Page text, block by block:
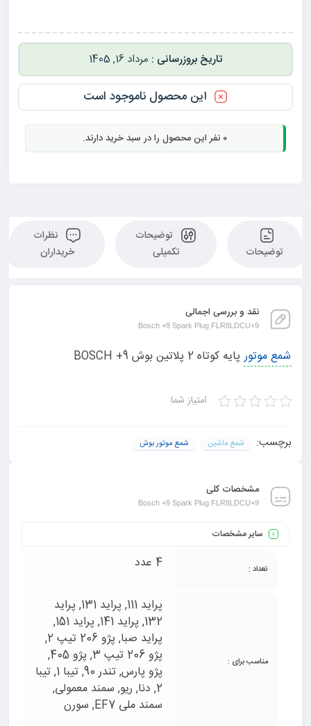
مرداد 16, 1405
این محصول ناموجود است
0 نفر این محصول را در سبد خرید دارند.
توضیحات
توضیحات
تکمیلی
نظرات
خریداران
نقد و بررسی اجمالی
Bosch +9 Spark Plug FLR8LDCU+9
شمع موتور پایه کوتاه 2 پلاتین بوش BOSCH +9
امتیاز شما
برچسب: شمع ماشین شمع موتور بوش
مشخصات کلی
Bosch +9 Spark Plug FLR8LDCU+9
سایر مشخصات
تعداد : 4 عدد
مناسب برای :
پراید 111, پراید 131, پراید
132, پراید 141, پراید 151,
پراید صبا, پژو 206 تیپ 2,
پژو 206 تیپ 3, پژو 405,
پژو پارس, تندر 90, تیبا 1, تیبا
2, دنا, ریو, سمند معمولی,
سمند ملی EF7, سورن